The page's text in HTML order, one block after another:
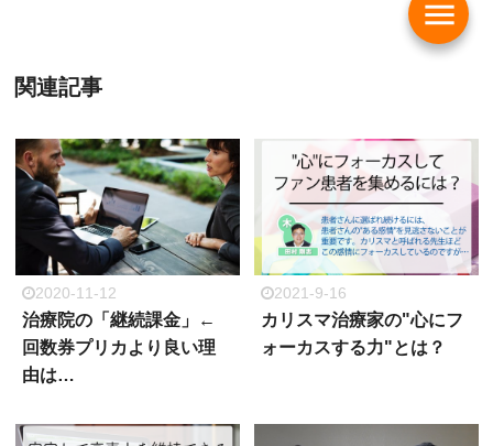
関連記事
2020-11-12
治療院の「継続課金」←
回数券プリカより良い理
由は…
2021-9-16
カリスマ治療家の"心にフ
ォーカスする力"とは？
menu